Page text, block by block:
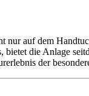
nur auf dem
bietet die Anlage
der